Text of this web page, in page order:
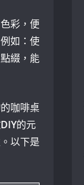
彩，便
如：使
綴，能
咖啡桌
的元
以下是